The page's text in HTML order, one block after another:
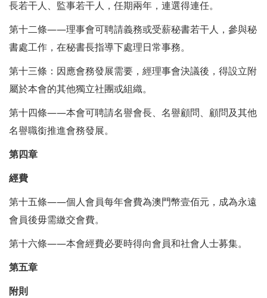
長若干人、監事若干人，任期兩年，連選得連任。
第十二條——理事會可聘請義務或受薪秘書若干人，參與秘
書處工作，在秘書長指導下處理日常事務。
第十三條：因應會務發展需要，經理事會決議後，得設立附
屬於本會的其他獨立社團或組織。
第十四條——本會可聘請名譽會長、名譽顧問、顧問及其他
名譽職銜推進會務發展。
第四章
經費
第十五條——個人會員每年會費為澳門幣壹佰元，成為永遠
會員後毋需繳交會費。
第十六條——本會經費必要時得向會員和社會人士募集。
第五章
附則